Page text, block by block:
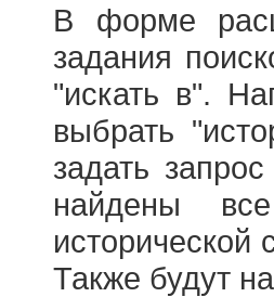
В форме
задания
"искать в".
выбрать
задать
найдены
исторической
Также будут